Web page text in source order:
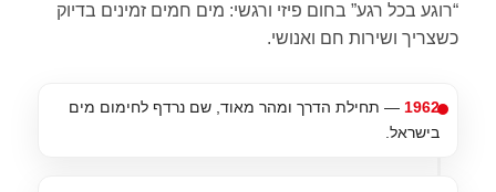
“רוגע בכל רגע” בחום פיזי ורגשי: מים חמים זמינים בדיוק
כשצריך ושירות חם ואנושי.
1962 — תחילת הדרך ומהר מאוד, שם נרדף לחימום מים
בישראל.